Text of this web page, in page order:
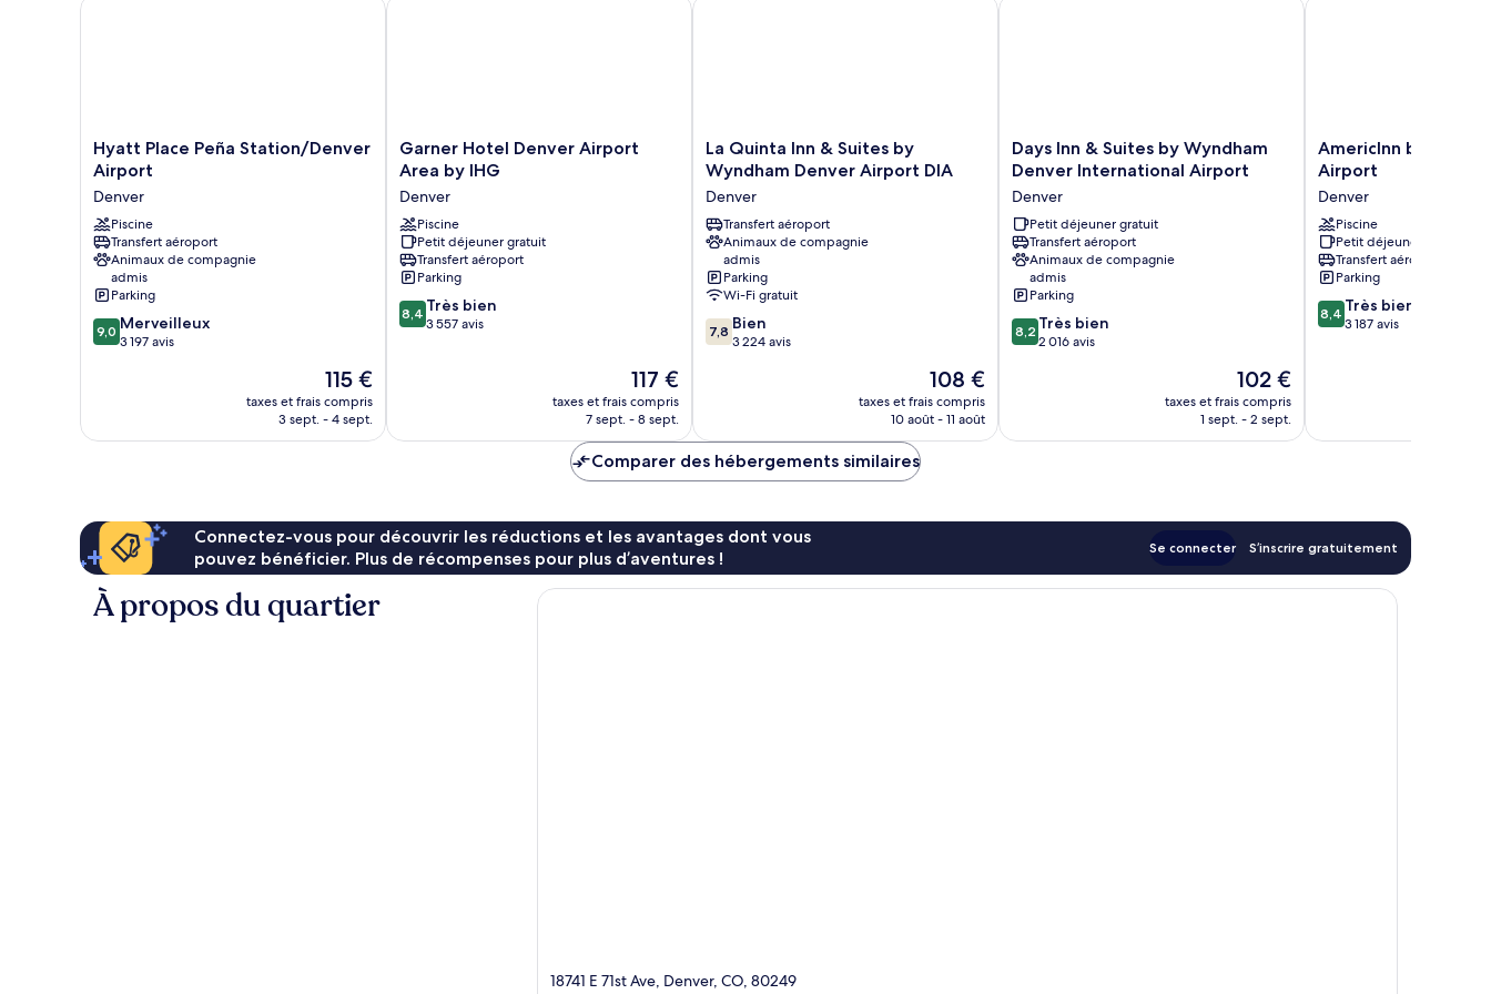
Hyatt
Place
Peña
Station/Denver
Airport
Denver
Hyatt Place Peña Station/Denver
Airport
Denver
Piscine
Transfert aéroport
Animaux de compagnie
admis
Parking
9.0
sur
9,0 Merveilleux
3 197 avis
Le
nouveau
prix
115 €
taxes et frais compris
3 sept. - 4 sept.
Garner
Hotel
Airport
Area
by
IHG
Denver
Garner Hotel Denver Airport
Area by IHG
Denver
Piscine
Petit déjeuner gratuit
Transfert aéroport
Parking
8.4
sur
8,4 Très bien
3 557 avis
Le
nouveau
prix
de
117 €
117 €
taxes et frais compris
7 sept. - 8 sept.
La
Quinta
Inn
&
Suites
by
Wyndham
Denver
Airport
DIA
Denver
La Quinta Inn & Suites by
Wyndham Denver Airport DIA
Denver
Transfert aéroport
Animaux de compagnie
admis
Parking
Wi-Fi gratuit
7.8
sur
7,8 Bien
3 224 avis
Le
nouveau
prix
108 €
taxes et frais compris
10 août - 11 août
Days
Inn
Suites
by
Wyndham
Denver
International
Airport
Denver
Days Inn & Suites by Wyndham
Denver International Airport
Denver
Petit déjeuner gratuit
Transfert aéroport
Animaux de compagnie
admis
Parking
8.2
sur
8,2 Très bien
2 016 avis
Le
nouveau
prix
102 €
taxes et frais compris
1 sept. - 2 sept.
AmericInn
by
Wyndham
Denver
Airport
Denver
AmericInn by
Airport
Denver
Piscine
Petit déjeuner gratuit
Transfert aéroport
Parking
8.4
sur
8,4 Très bien
3 187 avis
Comparer des hébergements similaires
Connectez-vous pour découvrir les réductions et les avantages dont vous
pouvez bénéficier. Plus de récompenses pour plus d’aventures !
Se connecter S’inscrire gratuitement
À propos du quartier
18741 E 71st Ave, Denver, CO, 80249